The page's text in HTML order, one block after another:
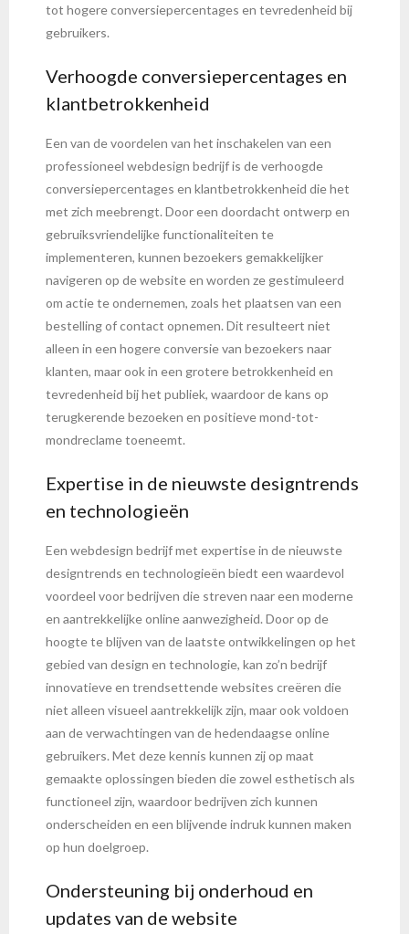
tot hogere conversiepercentages en tevredenheid bij
gebruikers.
Verhoogde conversiepercentages en
klantbetrokkenheid
Een van de voordelen van het inschakelen van een
professioneel webdesign bedrijf is de verhoogde
conversiepercentages en klantbetrokkenheid die het
met zich meebrengt. Door een doordacht ontwerp en
gebruiksvriendelijke functionaliteiten te
implementeren, kunnen bezoekers gemakkelijker
navigeren op de website en worden ze gestimuleerd
om actie te ondernemen, zoals het plaatsen van een
bestelling of contact opnemen. Dit resulteert niet
alleen in een hogere conversie van bezoekers naar
klanten, maar ook in een grotere betrokkenheid en
tevredenheid bij het publiek, waardoor de kans op
terugkerende bezoeken en positieve mond-tot-
mondreclame toeneemt.
Expertise in de nieuwste designtrends
en technologieën
Een webdesign bedrijf met expertise in de nieuwste
designtrends en technologieën biedt een waardevol
voordeel voor bedrijven die streven naar een moderne
en aantrekkelijke online aanwezigheid. Door op de
hoogte te blijven van de laatste ontwikkelingen op het
gebied van design en technologie, kan zo’n bedrijf
innovatieve en trendsettende websites creëren die
niet alleen visueel aantrekkelijk zijn, maar ook voldoen
aan de verwachtingen van de hedendaagse online
gebruikers. Met deze kennis kunnen zij op maat
gemaakte oplossingen bieden die zowel esthetisch als
functioneel zijn, waardoor bedrijven zich kunnen
onderscheiden en een blijvende indruk kunnen maken
op hun doelgroep.
Ondersteuning bij onderhoud en
updates van de website